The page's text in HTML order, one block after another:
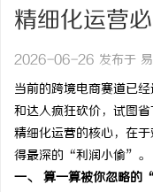
精细化运营
润？
2026-06-26 发布于 易
当前的跨境电商赛道已
和达人疯狂砍价，试图
精细化运营的核心，在
得最深的“利润小偷”。
一、 算一算被你忽略的